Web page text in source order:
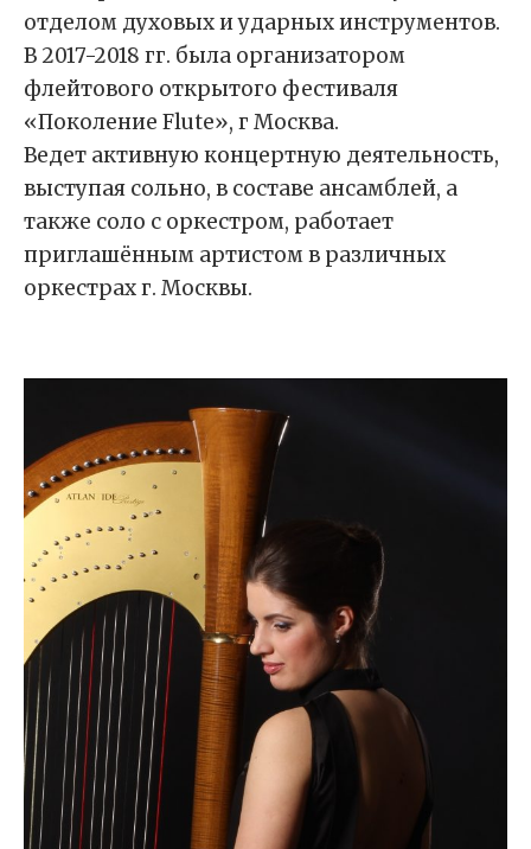
отделом духовых и ударных инструментов.
В 2017-2018 гг. была организатором
флейтового открытого фестиваля
«Поколение Flute», г Москва.
Ведет активную концертную деятельность,
выступая сольно, в составе ансамблей, а
также соло с оркестром, работает
приглашённым артистом в различных
оркестрах г. Москвы.